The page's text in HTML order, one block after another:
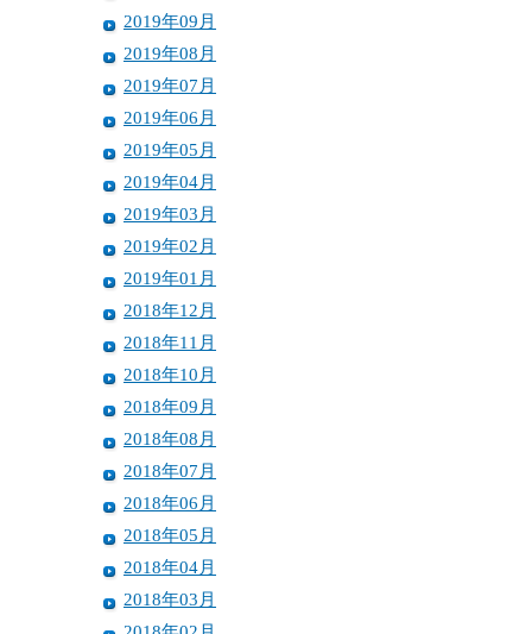
2019年09月
2019年08月
2019年07月
2019年06月
2019年05月
2019年04月
2019年03月
2019年02月
2019年01月
2018年12月
2018年11月
2018年10月
2018年09月
2018年08月
2018年07月
2018年06月
2018年05月
2018年04月
2018年03月